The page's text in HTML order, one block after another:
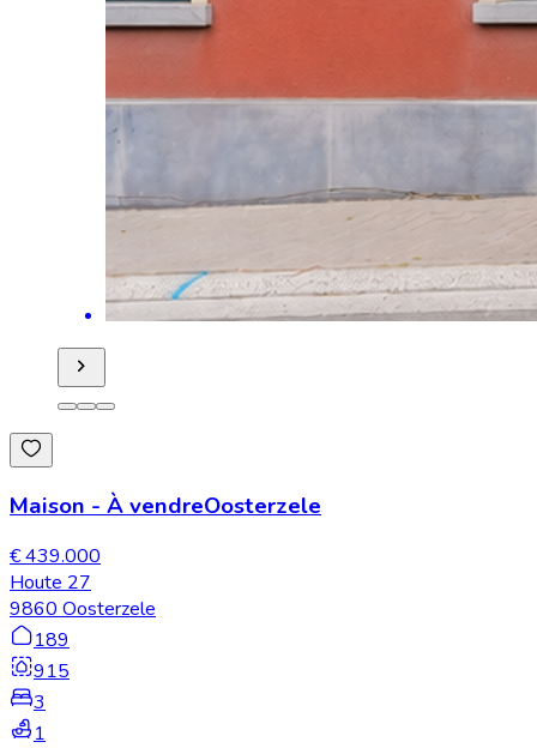
Maison - À vendreOosterzele
€ 439.000
Houte 27
9860 Oosterzele
189
915
3
1